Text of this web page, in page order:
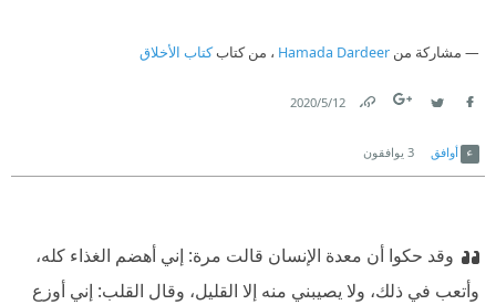
مشاركة من Hamada Dardeer ، من كتابكتاب الأخلاق
12‏/5‏/2020
أوافق 3 يوافقون
وقد حكوا أن معدة الإنسان قالت مرة: إني أهضم الغذاء كله،
وأتعب في ذلك، ولا يصيبني منه إلا القليل، وقال القلب: إني أوزع